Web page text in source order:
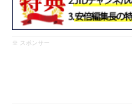
※ スポンサー